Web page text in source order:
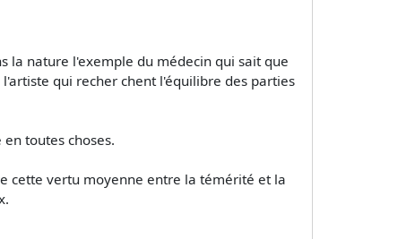
la nature l'exemple du médecin qui sait que
qui recher­ chent l'équilibre des parties
toutes choses.
cette vertu moyenne entre la témérité et la